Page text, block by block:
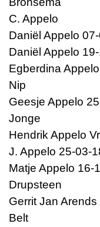
C. Appelo
Daniël Appelo
Daniël Appelo
Egberdina
Nip
Geesje Appelo
Jonge
Hendrik Appelo
J. Appelo 25-03-
Matje Appelo 16-
Drupsteen
Gerrit Jan
Belt